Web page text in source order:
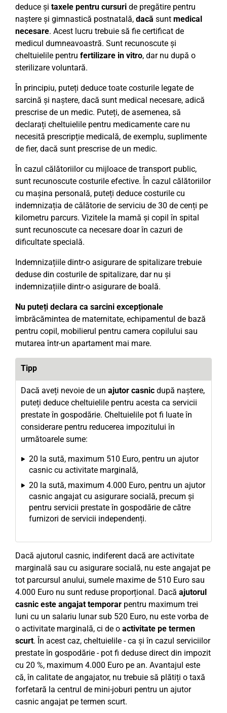
deduce și taxele pentru cursuri de pregătire pentru
naștere și gimnastică postnatală, dacă sunt medical
necesare. Acest lucru trebuie să fie certificat de
medicul dumneavoastră. Sunt recunoscute și
cheltuielile pentru fertilizare in vitro, dar nu după o
sterilizare voluntară.
În principiu, puteți deduce toate costurile legate de
sarcină și naștere, dacă sunt medical necesare, adică
prescrise de un medic. Puteți, de asemenea, să
declarați cheltuielile pentru medicamente care nu
necesită prescripție medicală, de exemplu, suplimente
de fier, dacă sunt prescrise de un medic.
În cazul călătoriilor cu mijloace de transport public,
sunt recunoscute costurile efective. În cazul călătoriilor
cu mașina personală, puteți deduce costurile cu
indemnizația de călătorie de serviciu de 30 de cenți pe
kilometru parcurs. Vizitele la mamă și copil în spital
sunt recunoscute ca necesare doar în cazuri de
dificultate specială.
Indemnizațiile dintr-o asigurare de spitalizare trebuie
deduse din costurile de spitalizare, dar nu și
indemnizațiile dintr-o asigurare de boală.
Nu puteți declara ca sarcini excepționale
îmbrăcămintea de maternitate, echipamentul de bază
pentru copil, mobilierul pentru camera copilului sau
mutarea într-un apartament mai mare.
Tipp
Dacă aveți nevoie de un ajutor casnic după naștere,
puteți deduce cheltuielile pentru acesta ca servicii
prestate în gospodărie. Cheltuielile pot fi luate în
considerare pentru reducerea impozitului în
următoarele sume:
20 la sută, maximum 510 Euro, pentru un ajutor
casnic cu activitate marginală,
20 la sută, maximum 4.000 Euro, pentru un ajutor
casnic angajat cu asigurare socială, precum și
pentru servicii prestate în gospodărie de către
furnizori de servicii independenți.
Dacă ajutorul casnic, indiferent dacă are activitate
marginală sau cu asigurare socială, nu este angajat pe
tot parcursul anului, sumele maxime de 510 Euro sau
4.000 Euro nu sunt reduse proporțional. Dacă ajutorul
casnic este angajat temporar pentru maximum trei
luni cu un salariu lunar sub 520 Euro, nu este vorba de
o activitate marginală, ci de o activitate pe termen
scurt. În acest caz, cheltuielile - ca și în cazul serviciilor
prestate în gospodărie - pot fi deduse direct din impozit
cu 20 %, maximum 4.000 Euro pe an. Avantajul este
că, în calitate de angajator, nu trebuie să plătiți o taxă
forfetară la centrul de mini-joburi pentru un ajutor
casnic angajat pe termen scurt.